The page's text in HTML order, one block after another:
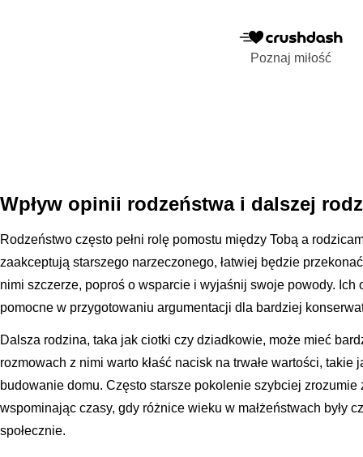
Poznaj miłość
Wpływ opinii rodzeństwa i dalszej
Rodzeństwo często pełni rolę pomostu między Tobą a
zaakceptują starszego narzeczonego, łatwiej będzie
nimi szczerze, poproś o wsparcie i wyjaśnij swoje powody. Ich
pomocne w przygotowaniu argumentacji dla bardziej
Dalsza rodzina, taka jak ciotki czy dziadkowie, może mieć
rozmowach z nimi warto kłaść nacisk na trwałe wartości,
budowanie domu. Często starsze pokolenie szybciej zrozumie
wspominając czasy, gdy różnice wieku w małżeństwach były
społecznie.